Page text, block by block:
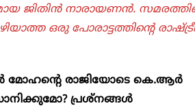
ജിതിൻ നാരായണൻ.
ഒരു പോരാട്ടത്തിന്റെ
മോഹന്റെ രാജിയോടെ കെ.ആ‍ർ
പ്രശ്നങ്ങൾ